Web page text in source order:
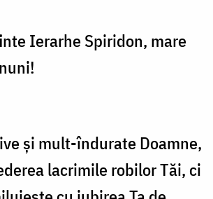
Ierarhe Spiridon, mare
și mult-îndurate Doamne,
lacrimile robilor Tăi, ci